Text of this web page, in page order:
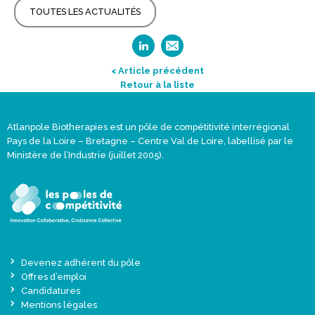
TOUTES LES ACTUALITÉS
< Article précédent
Retour à la liste
Atlanpole Biotherapies est un pôle de compétitivité interrégional
Pays de la Loire – Bretagne – Centre Val de Loire, labellisé par le
Ministère de l’Industrie (juillet 2005).
Devenez adhérent du pôle
Offres d’emploi
Candidatures
Mentions légales